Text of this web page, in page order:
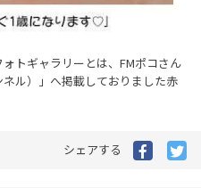
トギャラリーとは、FMポコさん
ル）」へ掲載しておりました赤
シェアする
で で